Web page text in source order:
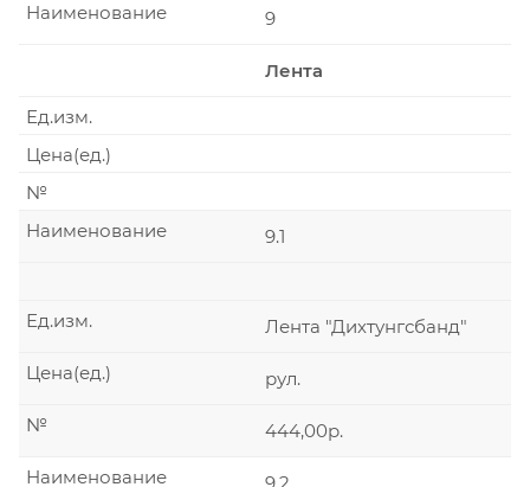
9
Наименование
Лента
Ед.изм.
Цена(ед.)
№
9.1
Наименование
Лента "Дихтунгсбанд"
Ед.изм.
рул.
Цена(ед.)
444,00р.
№
Наименование